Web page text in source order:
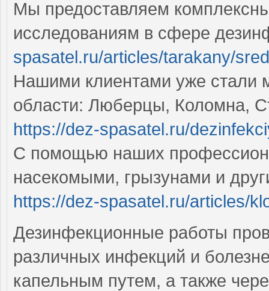
Мы предоставляем
исследованиям в сфере
spasatel.ru/articles/tarakany/
Нашими клиентами уже стали
области: Люберцы, Коломна,
https://dez-spasatel.ru/
С помощью наших
насекомыми, грызунами и
https://dez-spasatel.ru/articles/
Дезинфекционные работы
различных инфекций и
капельным путем, а также